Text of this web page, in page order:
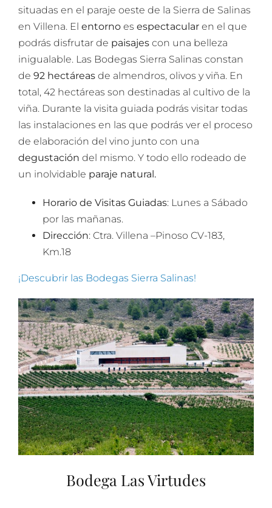
situadas en el paraje oeste de la Sierra de Salinas
en Villena. El entorno es espectacular en el que
podrás disfrutar de paisajes con una belleza
inigualable. Las Bodegas Sierra Salinas constan
de 92 hectáreas de almendros, olivos y viña. En
total, 42 hectáreas son destinadas al cultivo de la
viña. Durante la visita guiada podrás visitar todas
las instalaciones en las que podrás ver el proceso
de elaboración del vino junto con una
degustación del mismo. Y todo ello rodeado de
un inolvidable paraje natural.
Horario de Visitas Guiadas: Lunes a Sábado
por las mañanas.
Dirección: Ctra. Villena –Pinoso CV-183,
Km.18
¡Descubrir las Bodegas Sierra Salinas!
Bodega Las Virtudes